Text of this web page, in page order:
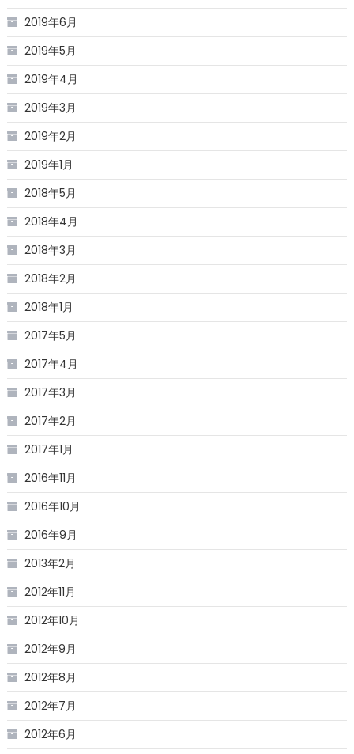
2019年6月
2019年5月
2019年4月
2019年3月
2019年2月
2019年1月
2018年5月
2018年4月
2018年3月
2018年2月
2018年1月
2017年5月
2017年4月
2017年3月
2017年2月
2017年1月
2016年11月
2016年10月
2016年9月
2013年2月
2012年11月
2012年10月
2012年9月
2012年8月
2012年7月
2012年6月